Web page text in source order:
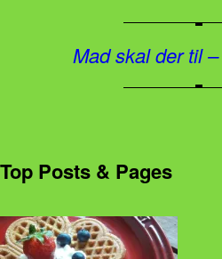
Mad skal der til
Top Posts & Pages